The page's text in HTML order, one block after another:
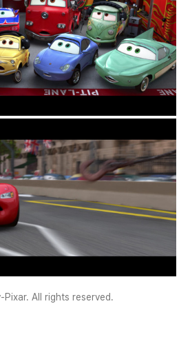
All rights reserved.